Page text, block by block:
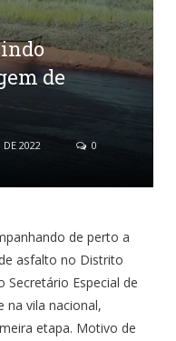
de
DE 2022
0
de perto a
asfalto no Distrito
Especial de
na vila nacional,
etapa. Motivo de